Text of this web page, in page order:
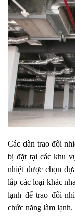
Các dàn trao đổi
bị đặt tại các khu
nhiệt được chọn
lắp các loại khác
lạnh để trao đổi
chức năng làm lạnh.